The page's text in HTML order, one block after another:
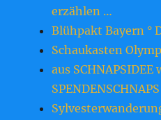
erzählen …
Blühpakt Bayern °
Schaukasten
aus SCHNAPSIDEE